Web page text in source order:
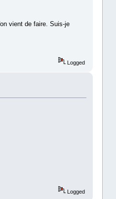
vient de faire. Suis-je
Logged
Logged